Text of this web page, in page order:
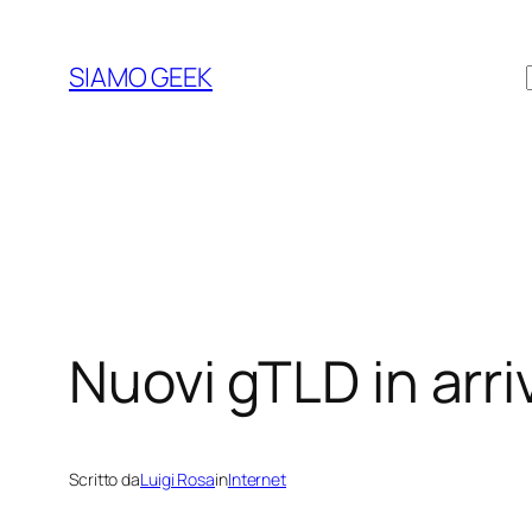
contenuto
SIAMO GEEK
Nuovi gTLD in
Scritto daLuigi RosainInternet